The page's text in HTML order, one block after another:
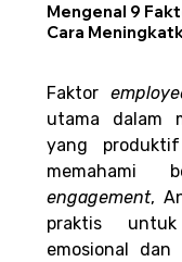
Mengenal 9
Cara
Faktor
utama dalam
yang
engagement,
praktis untuk
emosional dan